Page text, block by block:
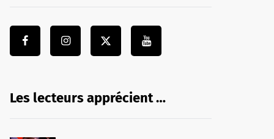
Les lecteurs apprécient …